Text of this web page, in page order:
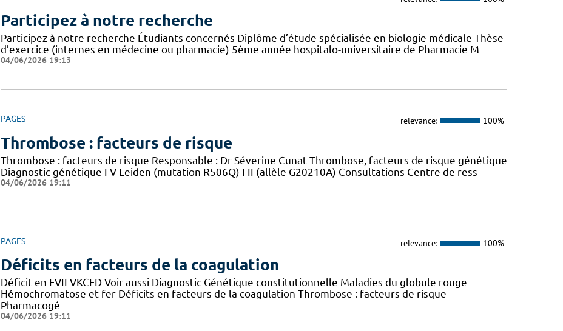
Participez à notre recherche
Participez à notre recherche Étudiants concernés Diplôme d’étude spécialisée en biologie médicale Thèse
d’exercice (internes en médecine ou pharmacie) 5ème année hospitalo-universitaire de Pharmacie M
04/06/2026 19:13
PAGES relevance: 100%
Thrombose : facteurs de risque
Thrombose : facteurs de risque Responsable : Dr Séverine Cunat Thrombose, facteurs de risque génétique
Diagnostic génétique FV Leiden (mutation R506Q) FII (allèle G20210A) Consultations Centre de ress
04/06/2026 19:11
PAGES relevance: 100%
Déficits en facteurs de la coagulation
Déficit en FVII VKCFD Voir aussi Diagnostic Génétique constitutionnelle Maladies du globule rouge
Hémochromatose et fer Déficits en facteurs de la coagulation Thrombose : facteurs de risque
Pharmacogé
04/06/2026 19:11